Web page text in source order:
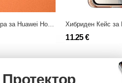
Хибриден Кейс за
11.25 €